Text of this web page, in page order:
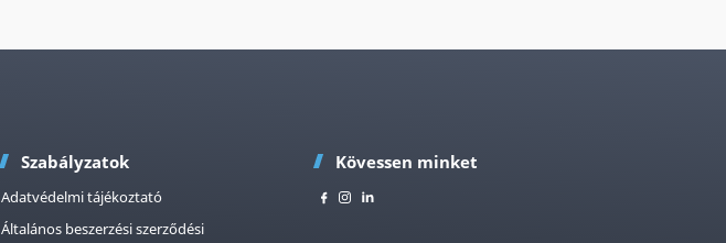
Szabályzatok
Adatvédelmi tájékoztató
Általános beszerzési szerződési
Kövessen minket